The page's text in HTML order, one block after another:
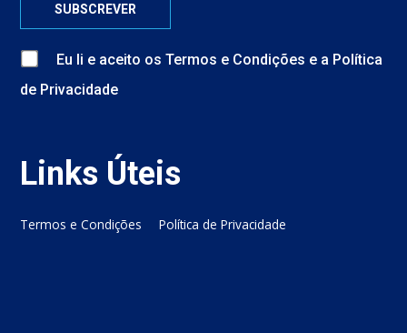
Eu li e aceito osTermos e Condições e a Política
de Privacidade
Links Úteis
Termos e Condições Política de Privacidade